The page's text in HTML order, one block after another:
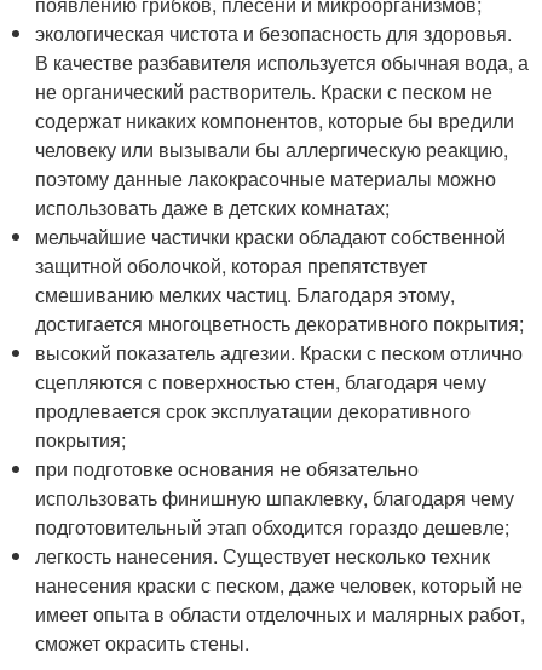
экологическая чистота и безопасность для здоровья.
В качестве разбавителя используется обычная вода, а
не органический растворитель. Краски с песком не
содержат никаких компонентов, которые бы вредили
человеку или вызывали бы аллергическую реакцию,
поэтому данные лакокрасочные материалы можно
использовать даже в детских комнатах;
мельчайшие частички краски обладают собственной
защитной оболочкой, которая препятствует
смешиванию мелких частиц. Благодаря этому,
достигается многоцветность декоративного покрытия;
высокий показатель адгезии. Краски с песком отлично
сцепляются с поверхностью стен, благодаря чему
продлевается срок эксплуатации декоративного
покрытия;
при подготовке основания не обязательно
использовать финишную шпаклевку, благодаря чему
подготовительный этап обходится гораздо дешевле;
легкость нанесения. Существует несколько техник
нанесения краски с песком, даже человек, который не
имеет опыта в области отделочных и малярных работ,
сможет окрасить стены.